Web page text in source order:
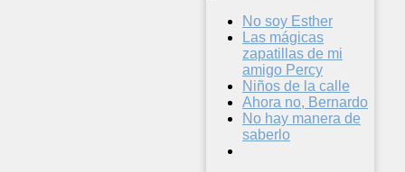
No soy Esther
Las mágicas
zapatillas de mi
amigo Percy
Niños de la calle
Ahora no, Bernardo
No hay manera de
saberlo